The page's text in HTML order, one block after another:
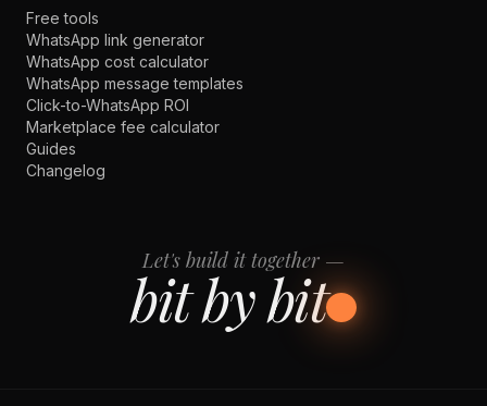
Free tools
WhatsApp link generator
WhatsApp cost calculator
WhatsApp message templates
Click-to-WhatsApp ROI
Marketplace fee calculator
Guides
Changelog
Let's build it together —
bit by bit